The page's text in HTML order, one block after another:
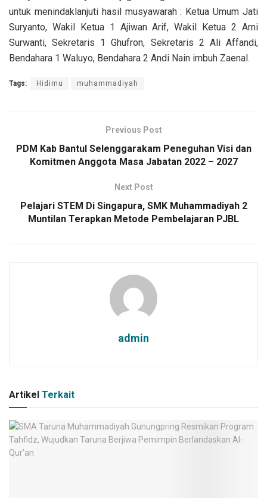
untuk menindaklanjuti hasil musyawarah : Ketua Umum Jati
Suryanto, Wakil Ketua 1 Ajiwan Arif, Wakil Ketua 2 Arni
Surwanti, Sekretaris 1 Ghufron, Sekretaris 2 Ali Affandi,
Bendahara 1 Waluyo, Bendahara 2 Andi Nain imbuh Zaenal.
Tags: Hidimu muhammadiyah
Previous Post
PDM Kab Bantul Selenggarakam Peneguhan Visi dan
Komitmen Anggota Masa Jabatan 2022 – 2027
Next Post
Pelajari STEM Di Singapura, SMK Muhammadiyah 2
Muntilan Terapkan Metode Pembelajaran PJBL
admin
Artikel Terkait